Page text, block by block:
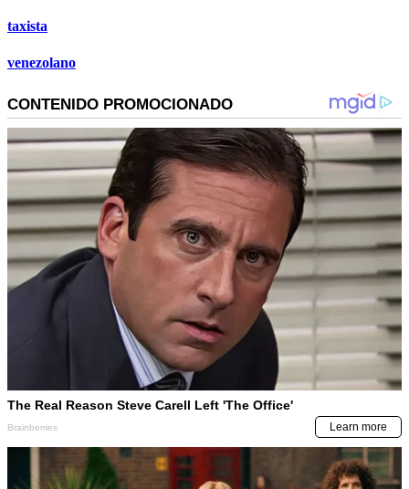
taxista
venezolano